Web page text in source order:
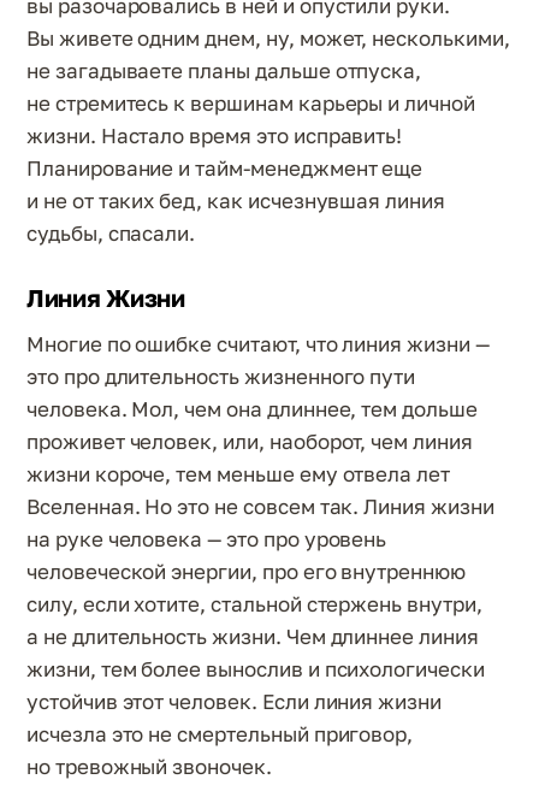
вы разочаровались в ней и опустили руки.
Вы живете одним днем, ну, может, несколькими,
не загадываете планы дальше отпуска,
не стремитесь к вершинам карьеры и личной
жизни. Настало время это исправить!
Планирование и тайм-менеджмент еще
и не от таких бед, как исчезнувшая линия
судьбы, спасали.
Линия Жизни
Многие по ошибке считают, что линия жизни —
это про длительность жизненного пути
человека. Мол, чем она длиннее, тем дольше
проживет человек, или, наоборот, чем линия
жизни короче, тем меньше ему отвела лет
Вселенная. Но это не совсем так. Линия жизни
на руке человека — это про уровень
человеческой энергии, про его внутреннюю
силу, если хотите, стальной стержень внутри,
а не длительность жизни. Чем длиннее линия
жизни, тем более вынослив и психологически
устойчив этот человек. Если линия жизни
исчезла это не смертельный приговор,
но тревожный звоночек.